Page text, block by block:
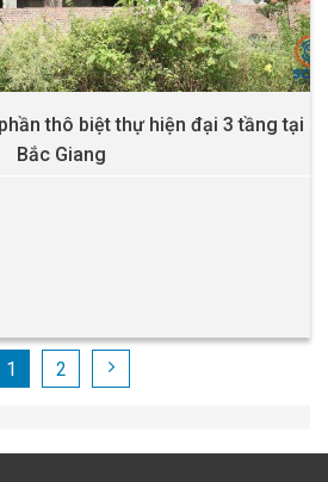
thô biệt thự hiện đại 3 tầng tại
Bắc Giang
1 2